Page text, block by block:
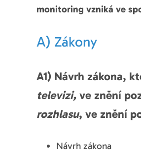
monitoring vzniká ve
A) Zákony
A1) Návrh zákona,
televizi,ve znění
rozhlasu, ve znění
Návrh zákona